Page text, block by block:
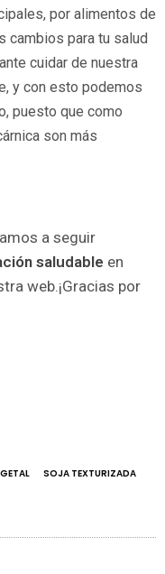
por alimentos de
cambios para tu salud
cuidar de nuestra
y con esto podemos
puesto que como
son más
a seguir
saludable en
web.¡Gracias por
SOJA TEXTURIZADA